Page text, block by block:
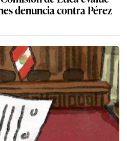
denuncia contra Pérez